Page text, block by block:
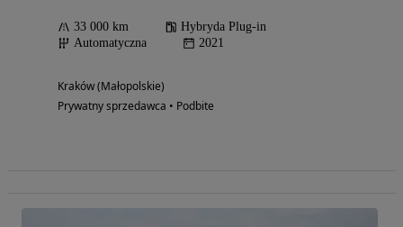
33 000 km
Hybryda Plug-in
Automatyczna
2021
Kraków (Małopolskie)
Prywatny sprzedawca • Podbite